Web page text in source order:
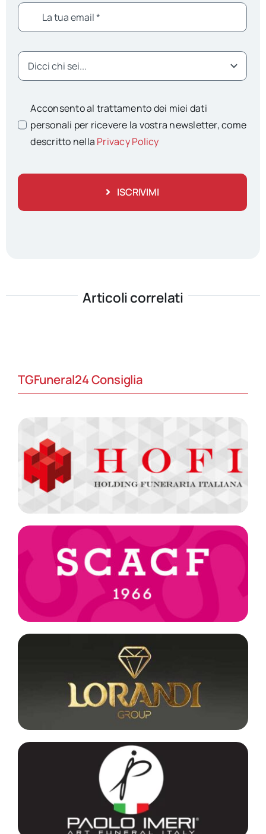
Acconsento al trattamento dei miei dati
personali per ricevere la vostra newsletter, come
descritto nella Privacy Policy
ISCRIVIMI
Articoli correlati
TGFuneral24 Consiglia